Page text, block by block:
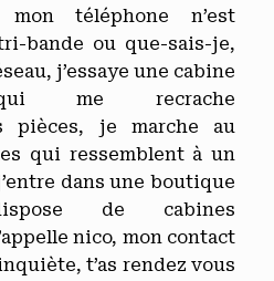
téléphone n’est
bande ou que-sais-je,
j’essaye une cabine
me recrache
pièces, je marche au
qui ressemblent à un
dans une boutique
de cabines
nico, mon contact
t’as rendez vous